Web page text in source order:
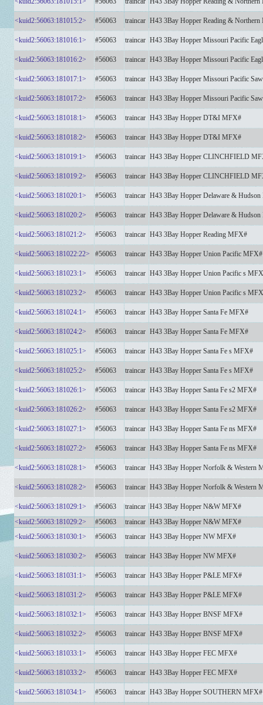
<kuid2:56063:181015:2> #56063 traincar H43 3Bay Hopper Reading &
<kuid2:56063:181016:1> #56063 traincar H43 3Bay Hopper Missouri Pacific
<kuid2:56063:181016:2> #56063 traincar H43 3Bay Hopper Missouri Pacific
<kuid2:56063:181017:1> #56063 traincar H43 3Bay Hopper Missouri Pacific
<kuid2:56063:181017:2> #56063 traincar H43 3Bay Hopper Missouri Pacific
<kuid2:56063:181018:1> #56063 traincar H43 3Bay Hopper DT&I MFX#
<kuid2:56063:181018:2> #56063 traincar H43 3Bay Hopper DT&I MFX#
<kuid2:56063:181019:1> #56063 traincar H43 3Bay Hopper CLINCHFIELD
<kuid2:56063:181019:2> #56063 traincar H43 3Bay Hopper CLINCHFIELD
<kuid2:56063:181020:1> #56063 traincar H43 3Bay Hopper Delaware &
<kuid2:56063:181020:2> #56063 traincar H43 3Bay Hopper Delaware &
<kuid2:56063:181021:2> #56063 traincar H43 3Bay Hopper Reading MFX#
<kuid2:56063:181022:22> #56063 traincar H43 3Bay Hopper Union Pacific MFX#
<kuid2:56063:181023:1> #56063 traincar H43 3Bay Hopper Union Pacific s
<kuid2:56063:181023:2> #56063 traincar H43 3Bay Hopper Union Pacific s
<kuid2:56063:181024:1> #56063 traincar H43 3Bay Hopper Santa Fe MFX#
<kuid2:56063:181024:2> #56063 traincar H43 3Bay Hopper Santa Fe MFX#
<kuid2:56063:181025:1> #56063 traincar H43 3Bay Hopper Santa Fe s MFX#
<kuid2:56063:181025:2> #56063 traincar H43 3Bay Hopper Santa Fe s MFX#
<kuid2:56063:181026:1> #56063 traincar H43 3Bay Hopper Santa Fe s2 MFX#
<kuid2:56063:181026:2> #56063 traincar H43 3Bay Hopper Santa Fe s2 MFX#
<kuid2:56063:181027:1> #56063 traincar H43 3Bay Hopper Santa Fe ns MFX#
<kuid2:56063:181027:2> #56063 traincar H43 3Bay Hopper Santa Fe ns MFX#
<kuid2:56063:181028:1> #56063 traincar H43 3Bay Hopper Norfolk & Western
<kuid2:56063:181028:2> #56063 traincar H43 3Bay Hopper Norfolk & Western
<kuid2:56063:181029:1> #56063 traincar H43 3Bay Hopper N&W MFX#
<kuid2:56063:181029:2>
#56063 traincar H43 3Bay Hopper N&W MFX#
<kuid2:56063:181030:1>
#56063 traincar H43 3Bay Hopper NW MFX#
<kuid2:56063:181030:2> #56063 traincar H43 3Bay Hopper NW MFX#
<kuid2:56063:181031:1> #56063 traincar H43 3Bay Hopper P&LE MFX#
<kuid2:56063:181031:2> #56063 traincar H43 3Bay Hopper P&LE MFX#
<kuid2:56063:181032:1> #56063 traincar H43 3Bay Hopper BNSF MFX#
<kuid2:56063:181032:2> #56063 traincar H43 3Bay Hopper BNSF MFX#
<kuid2:56063:181033:1> #56063 traincar H43 3Bay Hopper FEC MFX#
<kuid2:56063:181033:2> #56063 traincar H43 3Bay Hopper FEC MFX#
<kuid2:56063:181034:1> #56063 traincar H43 3Bay Hopper SOUTHERN MFX#